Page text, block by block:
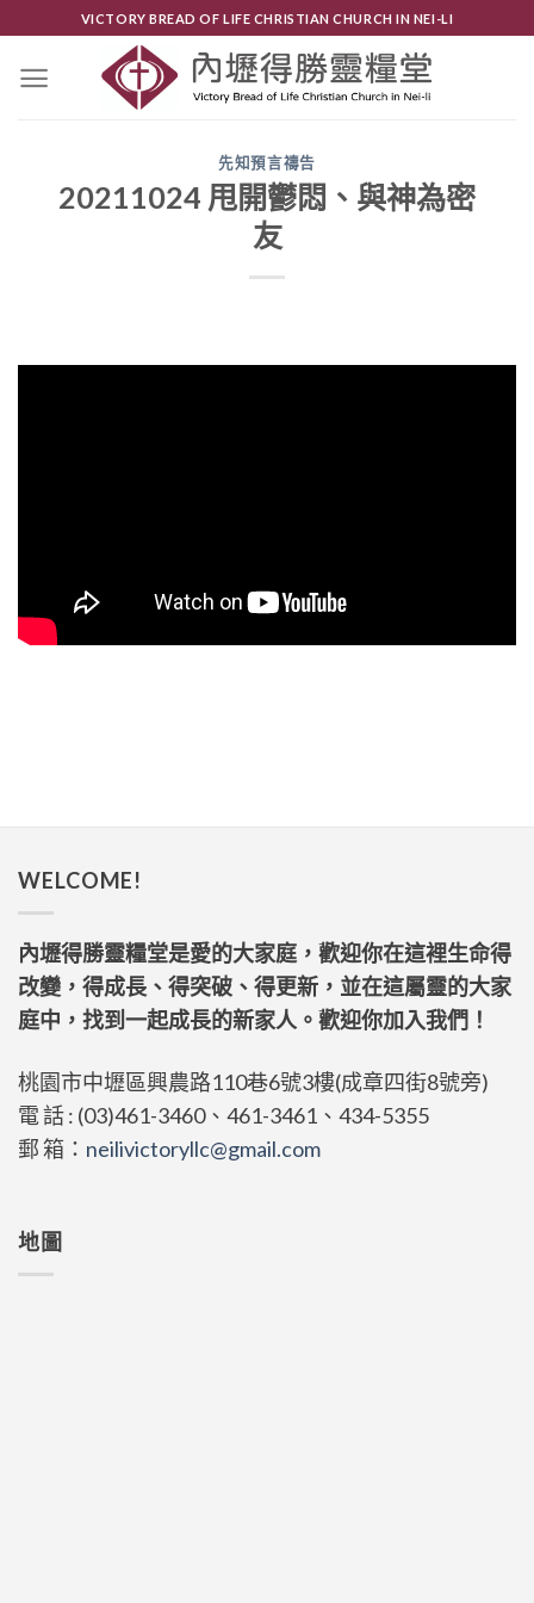
content
VICTORY BREAD OF LIFE CHRISTIAN CHURCH IN NEI-LI
先知預言禱告
20211024 甩開鬱悶、與神為密
友
WELCOME!
內壢得勝靈糧堂是愛的大家庭，歡迎你在這裡生命得
改變，得成長、得突破、得更新，並在這屬靈的大家
庭中，找到一起成長的新家人。歡迎你加入我們！
桃園市中壢區興農路110巷6號3樓(成章四街8號旁)
電 話 : (03)461-3460、461-3461、434-5355
郵 箱： neilivictoryllc@gmail.com
地圖